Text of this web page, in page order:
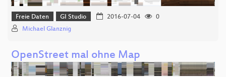
Freie Daten GI Studio 2016-07-04
0
Michael Glanznig
OpenStreet mal ohne Map